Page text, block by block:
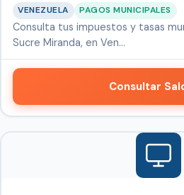
VENEZUELA PAGOS MUNICIPALES
Consulta tus impuestos y tasas
Sucre Miranda, en Ven…
Consultar